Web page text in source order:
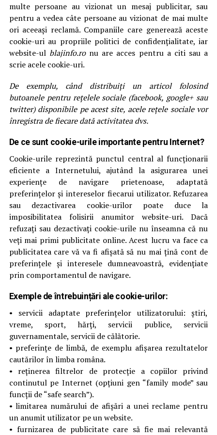
multe persoane au vizionat un mesaj publicitar, sau
pentru a vedea câte persoane au vizionat de mai multe
ori aceeași reclamă. Companiile care generează aceste
cookie-uri au propriile politici de confidențialitate, iar
website-ul blajinfo.ro nu are acces pentru a citi sau a
scrie acele cookie-uri.
De exemplu, când distribuiți un articol folosind
butoanele pentru rețelele sociale (facebook, google+ sau
twitter) disponibile pe acest site, acele rețele sociale vor
înregistra de fiecare dată activitatea dvs.
De ce sunt cookie-urile importante pentru Internet?
Cookie-urile reprezintă punctul central al funcționarii
eficiente a Internetului, ajutând la asigurarea unei
experiențe de navigare prietenoase, adaptată
preferințelor și intereselor fiecarui utilizator. Refuzarea
sau dezactivarea cookie-urilor poate duce la
imposibilitatea folisirii anumitor website-uri. Dacă
refuzați sau dezactivați cookie-urile nu înseamna că nu
veți mai primi publicitate online. Acest lucru va face ca
publicitatea care vă va fi afișată să nu mai țină cont de
preferințele și interesele dumneavoastră, evidențiate
prin comportamentul de navigare.
Exemple de întrebuințări ale cookie-urilor:
• servicii adaptate preferințelor utilizatorului: știri,
vreme, sport, hărți, servicii publice, servicii
guvernamentale, servicii de călătorie.
• preferințe de limbă, de exemplu afișarea rezultatelor
cautărilor în limba româna.
• reținerea filtrelor de protecție a copiilor privind
continutul pe Internet (opțiuni gen “family mode” sau
funcții de “safe search”).
• limitarea numărului de afișări a unei reclame pentru
un anumit utilizator pe un website.
• furnizarea de publicitate care să fie mai relevantă